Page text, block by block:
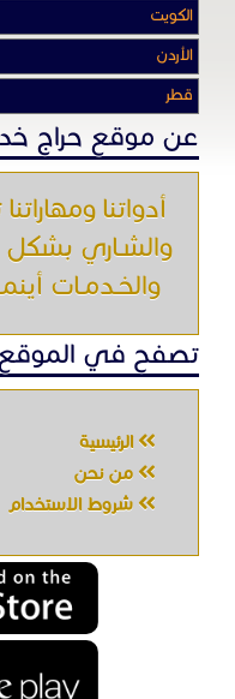
عن موقع حراج
أدواتنا
والشـاري بشكل
والخـدمـات
تصفح في الموقع
الرئيسية
من نحن
شروط الاستخدام